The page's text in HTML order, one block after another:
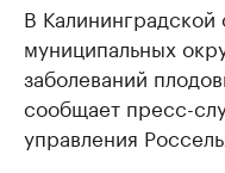
В Калининградской
муниципальных
заболеваний
сообщает пресс-
управления